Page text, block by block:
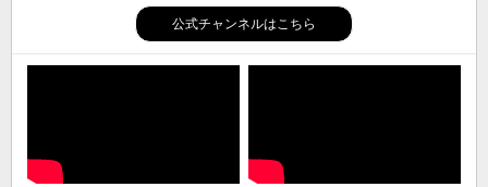
公式チャンネルはこちら